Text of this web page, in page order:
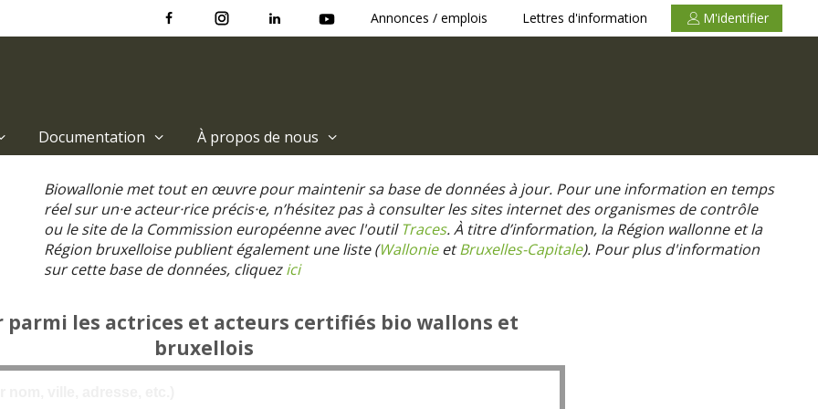
Annonces / emplois Lettres d'information M'identifier
Documentation À propos de nous
Biowallonie met tout en œuvre pour maintenir sa base de données à jour. Pour une information en temps
réel sur un·e acteur·rice précis·e, n’hésitez pas à consulter les sites internet des organismes de contrôle
ou le site de la Commission européenne avec l'outilTraces. À titre d’information, la Région wallonne et la
Région bruxelloise publient également une liste (WallonieetBruxelles-Capitale). Pour plus d'information
sur cette base de données, cliquezici
parmi les actrices et acteurs certifiés bio wallons et
bruxellois